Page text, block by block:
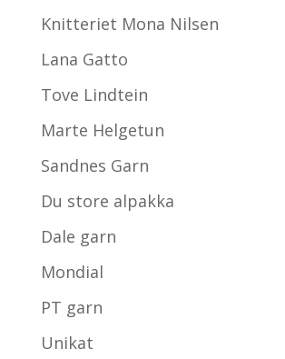
Knitteriet Mona Nilsen
Lana Gatto
Tove Lindtein
Marte Helgetun
Sandnes Garn
Du store alpakka
Dale garn
Mondial
PT garn
Unikat